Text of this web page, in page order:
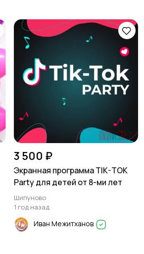
3 500 ₽
Экранная программа TIK-TOK
Party для детей от 8-ми лет
Шипуново
1 год назад
Иван Межитханов